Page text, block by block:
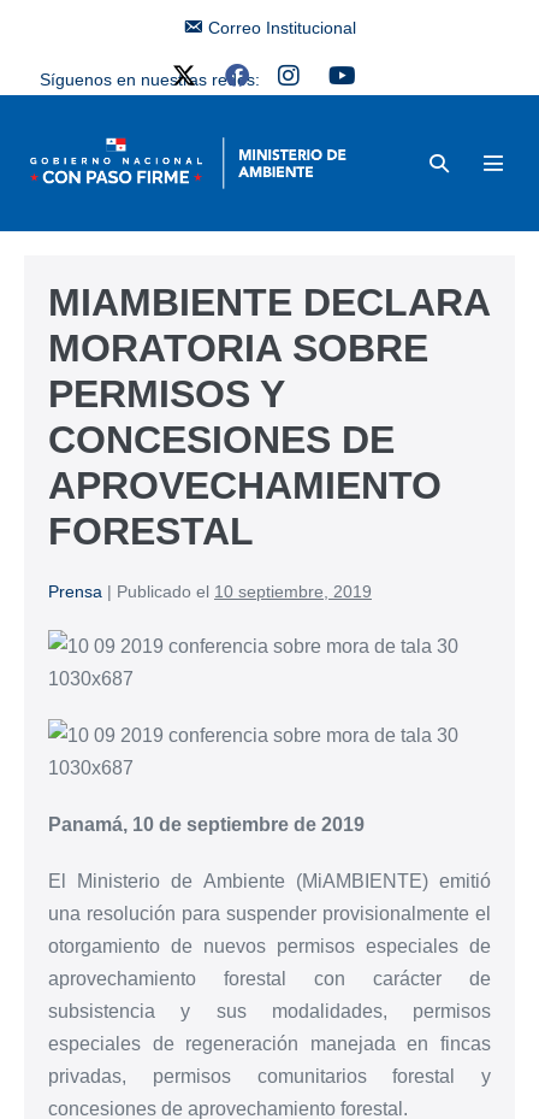
Correo Institucional
Síguenos en nuestras redes:
MIAMBIENTE DECLARA
MORATORIA SOBRE
PERMISOS Y
CONCESIONES DE
APROVECHAMIENTO
FORESTAL
Prensa | Publicado el 10 septiembre, 2019
Panamá, 10 de septiembre de 2019
El Ministerio de Ambiente (MiAMBIENTE) emitió
una resolución para suspender provisionalmente el
otorgamiento de nuevos permisos especiales de
aprovechamiento forestal con carácter de
subsistencia y sus modalidades, permisos
especiales de regeneración manejada en fincas
privadas, permisos comunitarios forestal y
concesiones de aprovechamiento forestal.